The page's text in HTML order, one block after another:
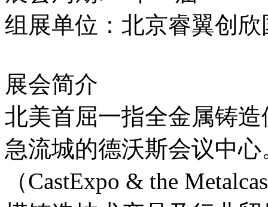
组展单位：北京睿翼创
展会简介
北美首屈一指全金属铸
急流城的德沃斯会议中
（CastExpo & the